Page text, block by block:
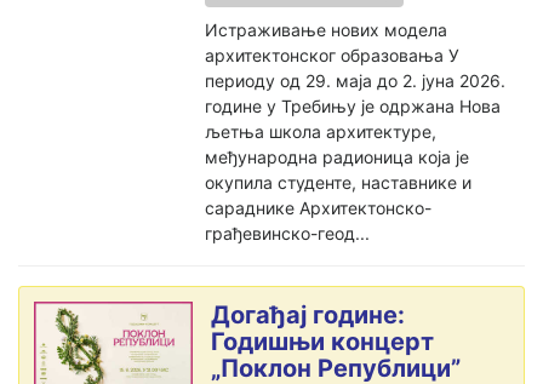
Истраживање нових модела
архитектонског образовања У
периоду од 29. маја до 2. јуна 2026.
године у Требињу је одржана Нова
љетња школа архитектуре,
међународна радионица која је
окупила студенте, наставнике и
сараднике Архитектонско-
грађевинско-геод...
Догађај године:
Годишњи концерт
„Поклон Републици”